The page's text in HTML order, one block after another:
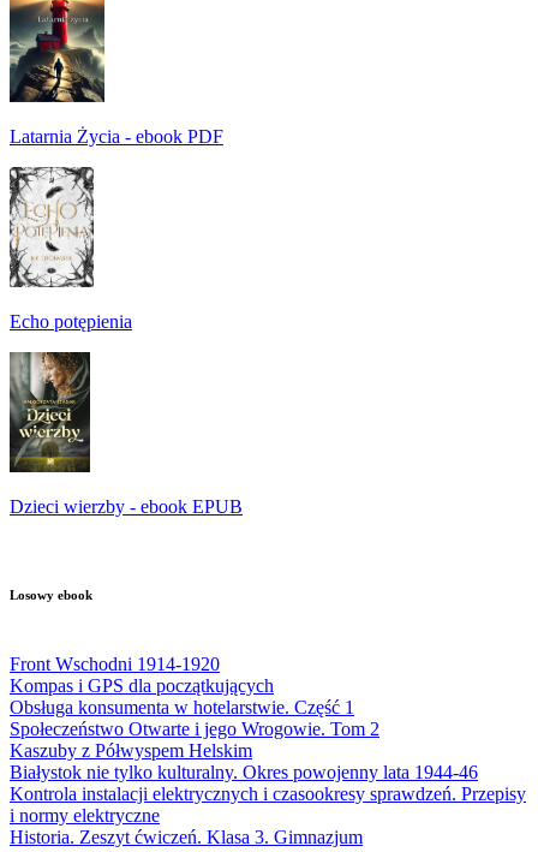
Latarnia Życia - ebook PDF
Echo potępienia
Dzieci wierzby - ebook EPUB
Losowy ebook
Front Wschodni 1914-1920
Kompas i GPS dla początkujących
Obsługa konsumenta w hotelarstwie. Część 1
Społeczeństwo Otwarte i jego Wrogowie. Tom 2
Kaszuby z Półwyspem Helskim
Białystok nie tylko kulturalny. Okres powojenny lata 1944-46
Kontrola instalacji elektrycznych i czasookresy sprawdzeń. Przepisy
i normy elektryczne
Historia. Zeszyt ćwiczeń. Klasa 3. Gimnazjum